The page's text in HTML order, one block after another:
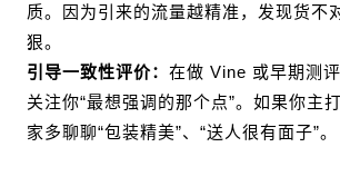
质。因为引来的流量越精准，发现货不
狠。
引导一致性评价： 在做 Vine 或早期测
关注你“最想强调的那个点”。如果你主
家多聊聊“包装精美”、“送人很有面子”。